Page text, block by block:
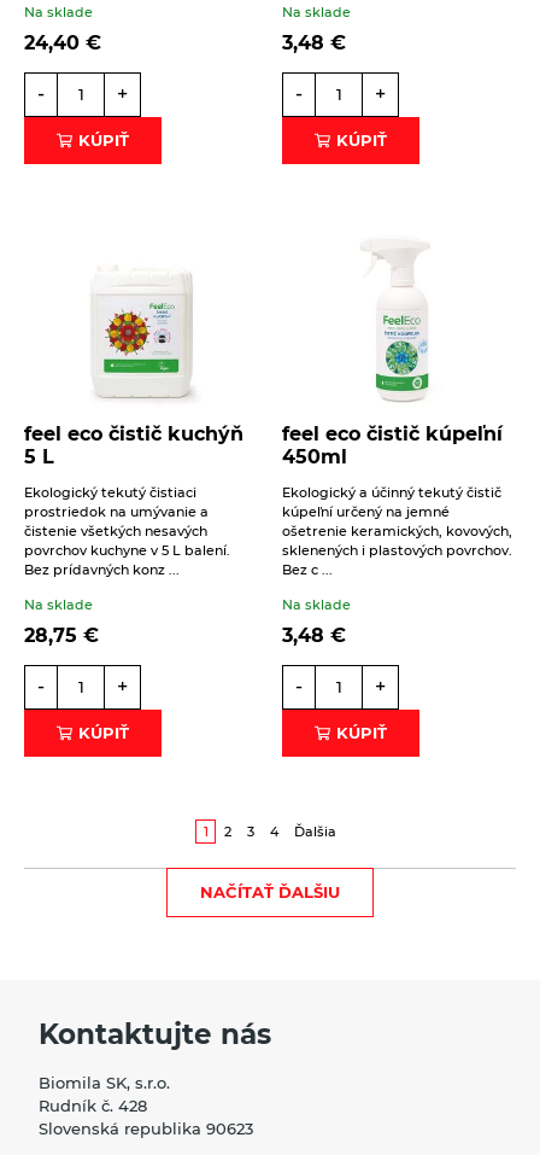
Na sklade
24,40 €
- +
KÚPIŤ
Na sklade
3,48 €
- +
KÚPIŤ
feel eco čistič kuchýň
5 L
Ekologický tekutý čistiaci
prostriedok na umývanie a
čistenie všetkých nesavých
povrchov kuchyne v 5 L balení.
Bez prídavných konz ...
Na sklade
28,75 €
- +
KÚPIŤ
feel eco čistič kúpeľní
450ml
Ekologický a účinný tekutý čistič
kúpeľní určený na jemné
ošetrenie keramických, kovových,
sklenených i plastových povrchov.
Bez c ...
Na sklade
3,48 €
- +
KÚPIŤ
1 2 3 4 Ďalšia
NAČÍTAŤ ĎALŠIU
Kontaktujte nás
Biomila SK, s.r.o.
Rudník č. 428
Slovenská republika 90623